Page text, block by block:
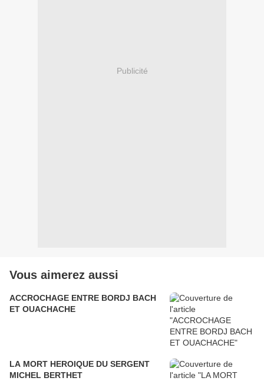
Publicité
Vous aimerez aussi
ACCROCHAGE ENTRE BORDJ BACH
ET OUACHACHE
LA MORT HEROIQUE DU SERGENT
MICHEL BERTHET